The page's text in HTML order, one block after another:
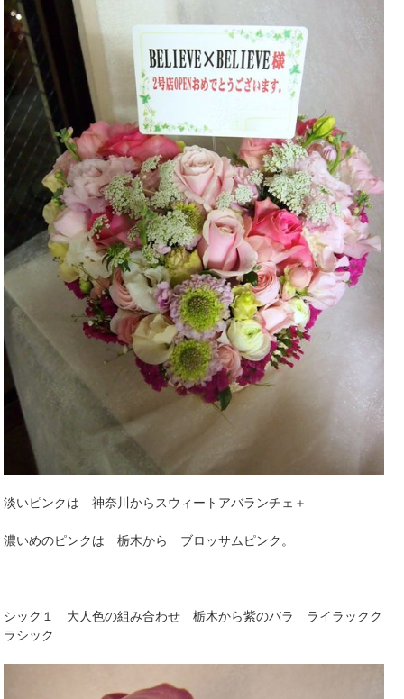
淡いピンクは 神奈川からスウィートアバランチェ＋
濃いめのピンクは 栃木から ブロッサムピンク。
シック１ 大人色の組み合わせ 栃木から紫のバラ ライラックク
ラシック